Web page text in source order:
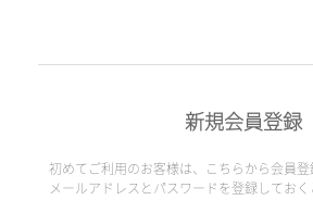
新規会員登録
初めてご利用のお客様は、こちらから会員登
メールアドレスとパスワードを登録してお